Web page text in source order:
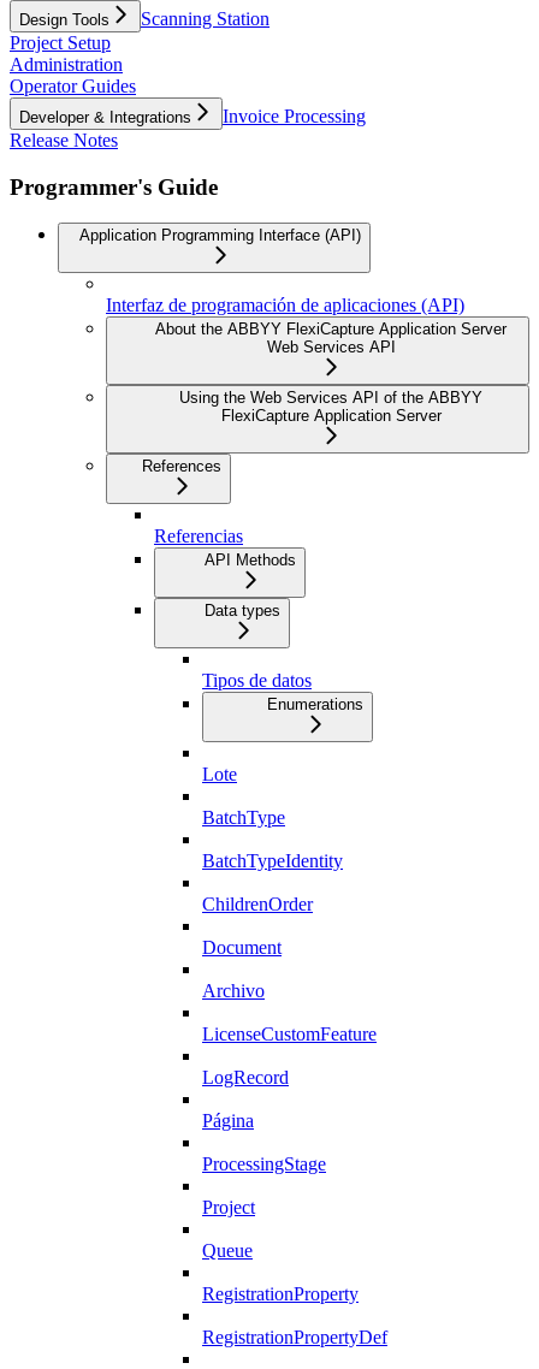
Design Tools
Scanning Station
Project Setup
Administration
Operator Guides
Developer & Integrations
Invoice Processing
Release Notes
Programmer's Guide
Application Programming Interface (API)
Interfaz de programación de aplicaciones (API)
About the ABBYY FlexiCapture Application Server
Web Services API
Using the Web Services API of the ABBYY
FlexiCapture Application Server
References
Referencias
API Methods
Data types
Tipos de datos
Enumerations
Lote
BatchType
BatchTypeIdentity
ChildrenOrder
Document
Archivo
LicenseCustomFeature
LogRecord
Página
ProcessingStage
Project
Queue
RegistrationProperty
RegistrationPropertyDef